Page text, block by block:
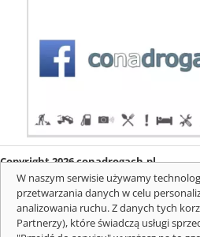
Copyright 2026 conadrogach.pl
O firmie
Redakcja Regulamin
Mapa serwisu
Komunikaty
W naszym serwisie używamy
przetwarzania danych w celu
analizowania ruchu. Z danych tych
Partnerzy), które świadczą usługi